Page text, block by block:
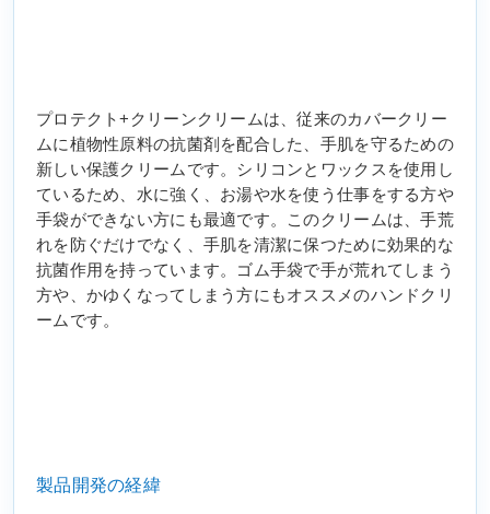
プロテクト+クリーンクリームは、従来のカバークリー
ムに植物性原料の抗菌剤を配合した、手肌を守るための
新しい保護クリームです。シリコンとワックスを使用し
ているため、水に強く、お湯や水を使う仕事をする方や
手袋ができない方にも最適です。このクリームは、手荒
れを防ぐだけでなく、手肌を清潔に保つために効果的な
抗菌作用を持っています。ゴム手袋で手が荒れてしまう
方や、かゆくなってしまう方にもオススメのハンドクリ
ームです。
製品開発の経緯